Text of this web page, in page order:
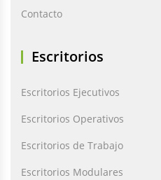
Contacto
Escritorios
Escritorios Ejecutivos
Escritorios Operativos
Escritorios de Trabajo
Escritorios Modulares